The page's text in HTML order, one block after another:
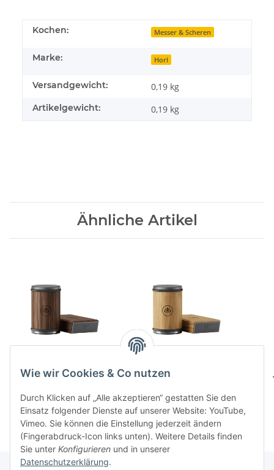
Kochen: Messer & Scheren
Marke: Horl
Versandgewicht: 0,19 kg
Artikelgewicht: 0,19 kg
Ähnliche Artikel
HORL 3 Nussbaum
179,00 CHF*
179,00 CHF
Wie wir Cookies & Co nutzen
Durch Klicken auf „Alle akzeptieren“ gestatten Sie den
Einsatz folgender Dienste auf unserer Website: YouTube,
Vimeo. Sie können die Einstellung jederzeit ändern
(Fingerabdruck-Icon links unten). Weitere Details finden
Sie unter Konfigurieren und in unserer
Datenschutzerklärung.